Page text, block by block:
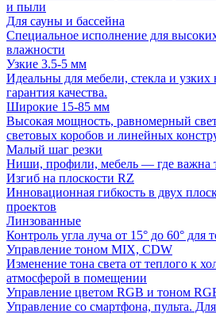
и пыли
Для сауны и бассейна
Специальное исполнение для
влажности
Узкие 3.5-5 мм
Идеальны для мебели, стекла и
гарантия качества.
Широкие 15-85 мм
Высокая мощность, равномерный
световых коробов и линейных
Малый шаг резки
Ниши, профили, мебель — где важна
Изгиб на плоскости RZ
Инновационная гибкость в двух
проектов
Линзованные
Контроль угла луча от 15° до 60° для
Управление тоном MIX, CDW
Изменение тона света от теплого к
атмосферой в помещении
Управление цветом RGB и тоном
Управление со смартфона, пульта.